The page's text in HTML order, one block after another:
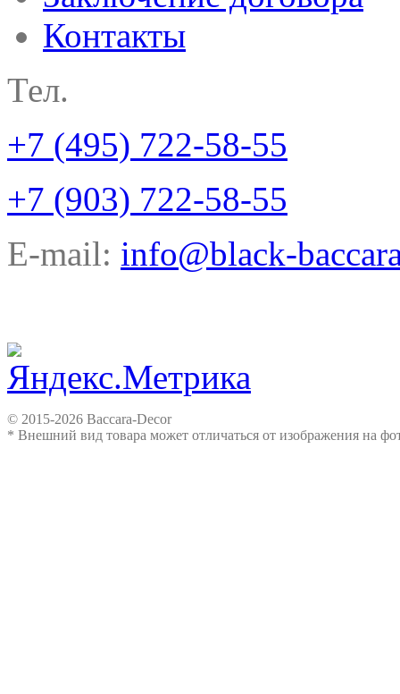
Контакты
Тел.
+7 (495) 722-58-55
+7 (903) 722-58-55
E-mail: info@black-
© 2015-2026 Baccara-Decor
* Внешний вид товара может отличаться от изображения на